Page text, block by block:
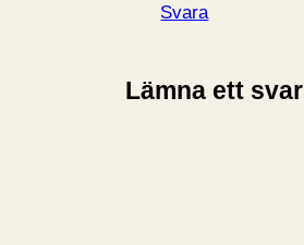
Svara
Lämna ett svar